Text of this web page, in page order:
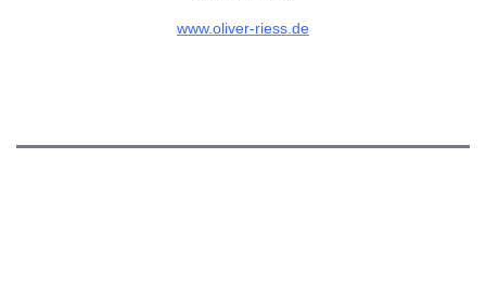
www.oliver-riess.de